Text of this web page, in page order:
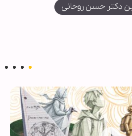
دکتر حسن روحانی